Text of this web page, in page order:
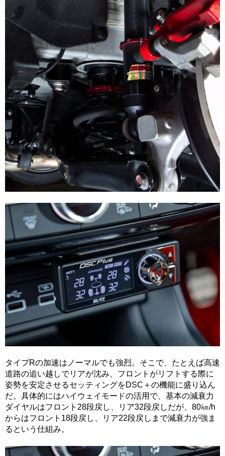
タイプRの加速はノーマルでも強烈。そこで、たとえば高速
道路の追い越しでリアが沈み、フロントがリフトする際に
姿勢を安定させるセッティングをDSC＋の機能に盛り込ん
だ。具体的にはハイウェイモードの活用で、基本の減衰力
ダイヤルはフロント28段戻し、リア32段戻しだが、80㎞/h
からはフロント18段戻し、リア22段戻しまで減衰力が強ま
るという仕組み。